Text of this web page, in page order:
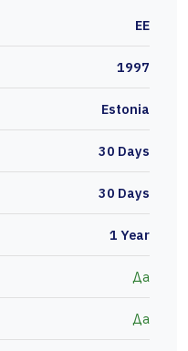
EE
1997
Estonia
30 Days
30 Days
1 Year
Да
Да